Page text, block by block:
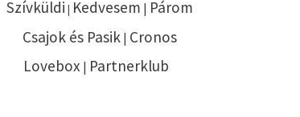
Szívküldi | Kedvesem | Párom
Csajok és Pasik| Cronos
Lovebox | Partnerklub